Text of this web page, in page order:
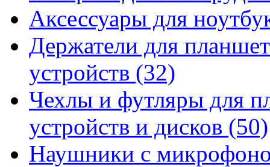
Аксессуары для
Держатели для
устройств (32)
Чехлы и футляры для
устройств и дисков (50)
Наушники с